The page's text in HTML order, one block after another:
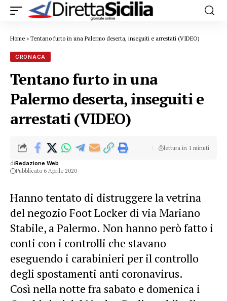
Home » Tentano furto in una Palermo deserta, inseguiti e arrestati (VIDEO)
CRONACA
Tentano furto in una
Palermo deserta, inseguiti e
arrestati (VIDEO)
diRedazione Web
Pubblicato 6 Aprile 2020
lettura in 1 minuti
Hanno tentato di distruggere la vetrina
del negozio Foot Locker di via Mariano
Stabile, a Palermo. Non hanno però fatto i
conti con i controlli che stavano
eseguendo i carabinieri per il controllo
degli spostamenti anti coronavirus.
Così nella notte fra sabato e domenica i